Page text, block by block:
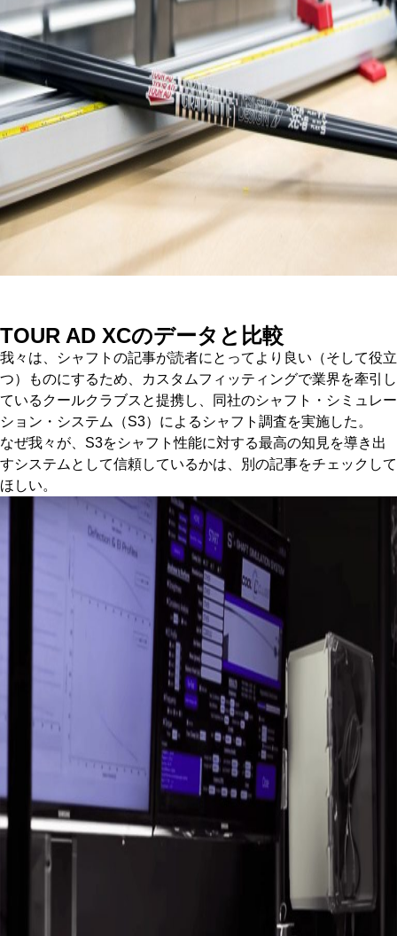
TOUR AD XCのデータと比較
我々は、シャフトの記事が読者にとってより良い（そして役立
つ）ものにするため、カスタムフィッティングで業界を牽引し
ているクールクラブスと提携し、同社のシャフト・シミュレー
ション・システム（S3）によるシャフト調査を実施した。
なぜ我々が、S3をシャフト性能に対する最高の知見を導き出
すシステムとして信頼しているかは、別の記事をチェックして
ほしい。